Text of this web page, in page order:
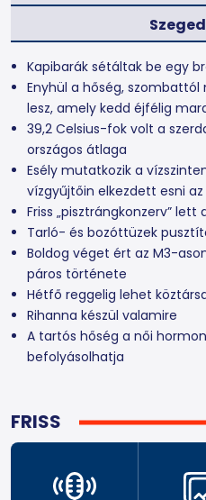
FRISS
Kapibarák sétáltak be egy
Enyhül a hőség,
lesz, amely kedd éjfélig
39,2 Celsius-fok volt a
országos átlaga
Esély mutatkozik a
vízgyűjtőin elkezdett esni az
Friss „pisztrángkonzerv”
Tarló- és bozóttüzek
Boldog véget ért az M3-
páros története
Hétfő reggelig lehet
Rihanna készül valamire
A tartós hőség a női
befolyásolhatja